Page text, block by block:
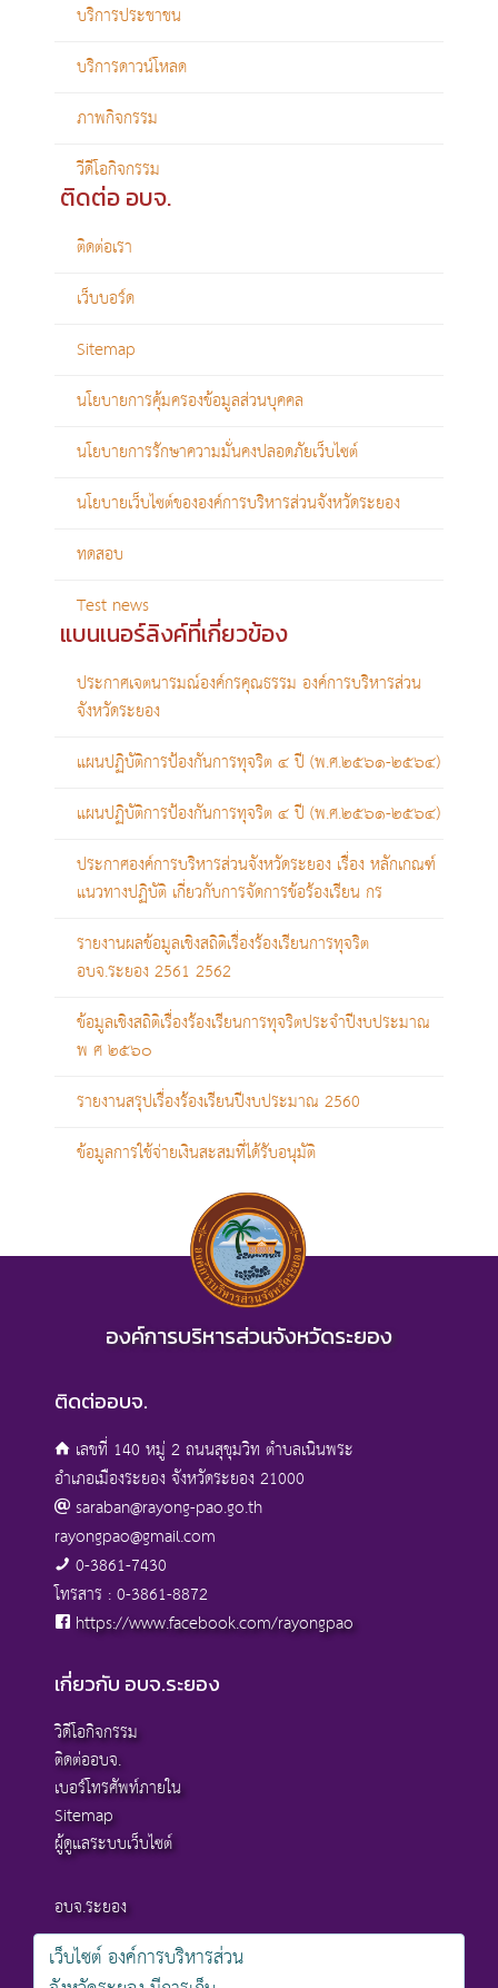
บริการประชาชน
บริการดาวน์โหลด
ภาพกิจกรรม
วีดีโอกิจกรรม
ติดต่อ อบจ.
ติดต่อเรา
เว็บบอร์ด
Sitemap
นโยบายการคุ้มครองข้อมูลส่วนบุคคล
นโยบายการรักษาความมั่นคงปลอดภัยเว็บไซต์
นโยบายเว็บไซต์ขององค์การบริหารส่วนจังหวัดระยอง
ทดสอบ
Test news
แบนเนอร์ลิงค์ที่เกี่ยวข้อง
ประกาศเจตนารมณ์องค์กรคุณธรรม องค์การบริหารส่วน
จังหวัดระยอง
แผนปฏิบัติการป้องกันการทุจริต ๔ ปี (พ.ศ.๒๕๖๑-๒๕๖๔)
แผนปฏิบัติการป้องกันการทุจริต ๔ ปี (พ.ศ.๒๕๖๑-๒๕๖๔)
ประกาศองค์การบริหารส่วนจังหวัดระยอง เรื่อง หลักเกณฑ์
แนวทางปฏิบัติ เกี่ยวกับการจัดการข้อร้องเรียน กร
รายงานผลข้อมูลเชิงสถิติเรื่องร้องเรียนการทุจริต
อบจ.ระยอง 2561 2562
ข้อมูลเชิงสถิติเรื่องร้องเรียนการทุจริตประจำปีงบประมาณ
พ ศ ๒๕๖๐
รายงานสรุปเรื่องร้องเรียนปีงบประมาณ 2560
ข้อมูลการใช้จ่ายเงินสะสมที่ได้รับอนุมัติ
องค์การบริหารส่วนจังหวัดระยอง
ติดต่ออบจ.
เลขที่ 140 หมู่ 2 ถนนสุขุมวิท ตำบลเนินพระ
อำเภอเมืองระยอง จังหวัดระยอง 21000
saraban@rayong-pao.go.th
rayongpao@gmail.com
0-3861-7430
โทรสาร : 0-3861-8872
https://www.facebook.com/rayongpao
เกี่ยวกับ อบจ.ระยอง
วิดีโอกิจกรรม
ติดต่ออบจ.
เบอร์โทรศัพท์ภายใน
Sitemap
ผู้ดูแลระบบเว็บไซต์
อบจ.ระยอง
สงวนลิขสิทธิ์ © 2568 , องค์การบริหารส่วนจังหวัดระยอง
เว็บไซต์ องค์การบริหารส่วน